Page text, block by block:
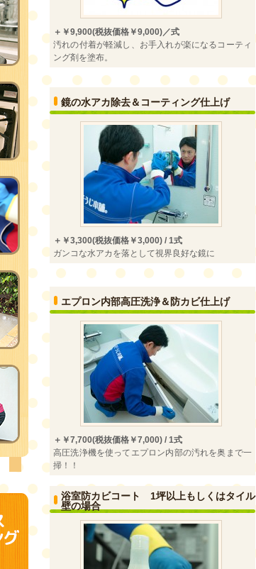
＋￥9,900(税抜価格￥9,000)／式
汚れの付着が軽減し、お手入れが楽になるコーティ
ング剤を塗布。
鏡の水アカ除去＆コーティング仕上げ
＋￥3,300(税抜価格￥3,000) / 1式
ガンコな水アカを落として視界良好な鏡に
エプロン内部高圧洗浄＆防カビ仕上げ
＋￥7,700(税抜価格￥7,000) / 1式
高圧洗浄機を使ってエプロン内部の汚れを奥まで一
掃！！
浴室防カビコート 1坪以上もしくはタイル
壁の場合